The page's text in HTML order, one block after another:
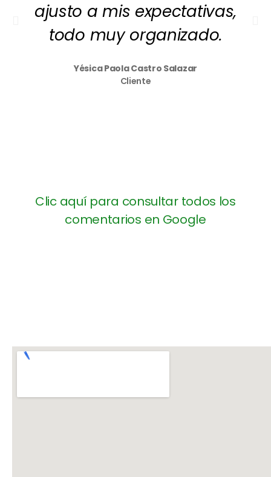
ajusto a mis expectativas,
todo muy organizado.
Yésica Paola Castro Salazar
Cliente
Clic aquí para consultar todos los
comentarios en Google